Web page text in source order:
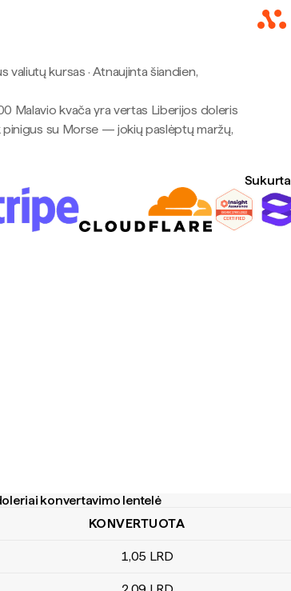
valiutų kursas · Atnaujinta šiandien,
Malavio kvača yra vertas Liberijos doleris
pinigus su Morse — jokių paslėptų maržų,
konvertavimo lentelė
konvertavimo lentelė
KONVERTUOTA
1,05 LRD